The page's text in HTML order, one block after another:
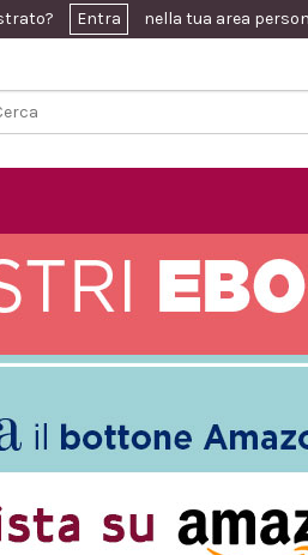
Entra nella tua area